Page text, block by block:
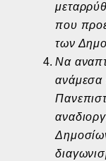
που
των
Να
ανάμεσα